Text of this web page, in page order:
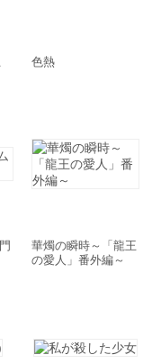
色熱
華燭の瞬時～「龍王
の愛人」番外編～